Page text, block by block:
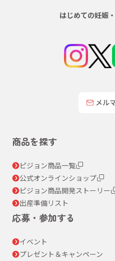
はじめての妊娠
メル
商品を探す
ピジョン商品一覧
公式オンラインショップ
ピジョン商品開発ストーリー
出産準備リスト
応募・参加する
イベント
プレゼント＆キャンペーン